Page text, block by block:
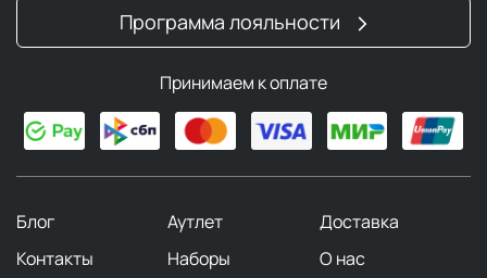
Программа лояльности
Принимаем к оплате
Блог Аутлет
Доставка
Контакты
Наборы О нас